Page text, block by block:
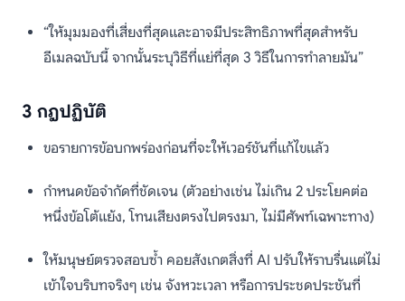
“ให้มุมมองที่เสี่ยงที่สุดและอาจมีประสิทธิภาพที่สุดสำหรับ
อีเมลฉบับนี้ จากนั้นระบุวิธีที่แย่ที่สุด 3 วิธีในการทำลายมัน”
3 กฎปฏิบัติ
ขอรายการข้อบกพร่องก่อนที่จะให้เวอร์ชันที่แก้ไขแล้ว
กำหนดข้อจำกัดที่ชัดเจน (ตัวอย่างเช่น ไม่เกิน 2 ประโยคต่อ
หนึ่งข้อโต้แย้ง, โทนเสียงตรงไปตรงมา, ไม่มีศัพท์เฉพาะทาง)
ให้มนุษย์ตรวจสอบซ้ำ คอยสังเกตสิ่งที่ AI ปรับให้ราบรื่นแต่ไม่
เข้าใจบริบทจริงๆ เช่น จังหวะเวลา หรือการประชดประชันที่